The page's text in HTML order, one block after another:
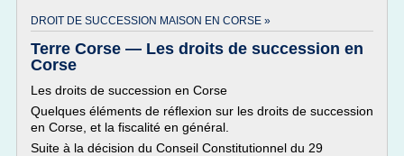
DROIT DE SUCCESSION MAISON EN CORSE »
Terre Corse — Les droits de succession en
Corse
Les droits de succession en Corse
Quelques éléments de réflexion sur les droits de succession
en Corse, et la fiscalité en général.
Suite à la décision du Conseil Constitutionnel du 29